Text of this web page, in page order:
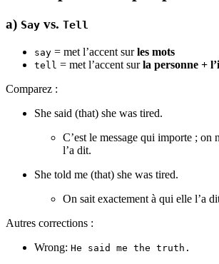
a) Say vs. Tell
say = met l’accent surles mots
tell = met l’accent surla personne +
Comparez :
She said (that) she was tired.
C’est le message qui importe ; on
l’a dit.
She told me (that) she was tired.
On sait exactement à qui elle l’a
Autres corrections :
Wrong: He said me the truth.